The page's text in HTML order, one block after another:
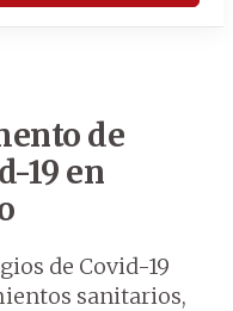
de
19 en
de Covid-19
sanitarios,